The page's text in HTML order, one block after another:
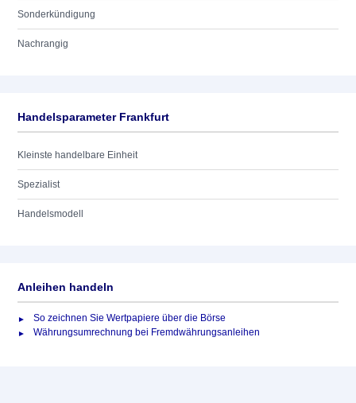
Sonderkündigung
Nachrangig
Handelsparameter Frankfurt
Kleinste handelbare Einheit
Spezialist
Handelsmodell
Anleihen handeln
So zeichnen Sie Wertpapiere über die Börse
Währungsumrechnung bei Fremdwährungsanleihen